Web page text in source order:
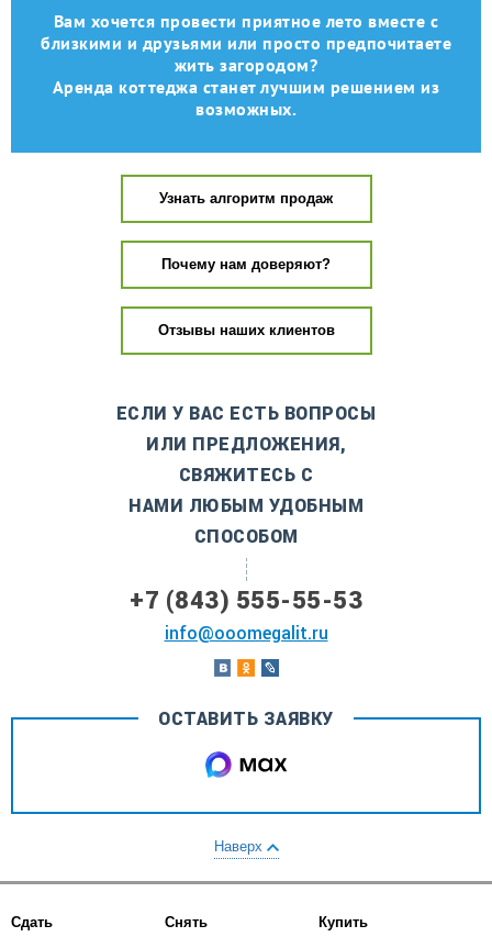
Вам хочется провести приятное лето вместе с
близкими и друзьями или просто предпочитаете
жить загородом?
Аренда коттеджа станет лучшим решением из
возможных.
Узнать алгоритм продаж
Почему нам доверяют?
Отзывы наших клиентов
ЕСЛИ У ВАС ЕСТЬ ВОПРОСЫ
ИЛИ ПРЕДЛОЖЕНИЯ,
СВЯЖИТЕСЬ С
НАМИ ЛЮБЫМ УДОБНЫМ
СПОСОБОМ
+7 (843) 555-55-53
info@ooomegalit.ru
ОСТАВИТЬ ЗАЯВКУ
Наверх
Сдать Снять Купить